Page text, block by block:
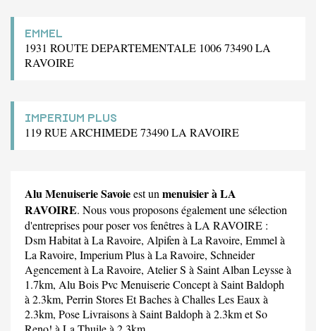
EMMEL
1931 ROUTE DEPARTEMENTALE 1006 73490 LA
RAVOIRE
IMPERIUM PLUS
119 RUE ARCHIMEDE 73490 LA RAVOIRE
Alu Menuiserie Savoieest un menuisier à LA
RAVOIRE. Nous vous proposons également une sélection
d'entreprises pour poser vos fenêtres à LA RAVOIRE :
Dsm Habitatà La Ravoire, Alpifen à La Ravoire, Emmel à
La Ravoire, Imperium Plusà La Ravoire, Schneider
Agencementà La Ravoire, Atelier S à Saint Alban Leysse à
1.7km, Alu Bois Pvc Menuiserie Conceptà Saint Baldoph
à 2.3km, Perrin Stores Et Bachesà Challes Les Eaux à
2.3km, Pose Livraisonsà Saint Baldoph à 2.3km etSo